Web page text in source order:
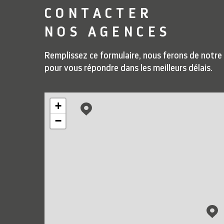
CONTACTER
NOS AGENCES
Remplissez ce formulaire, nous ferons de notre
pour vous répondre dans les meilleurs délais.
+
−